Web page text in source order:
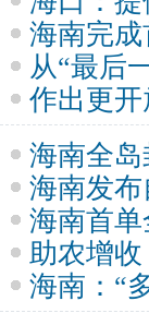
海南完
从“最后
作出更
海南全
海南发
海南首
助农增收
海南：“